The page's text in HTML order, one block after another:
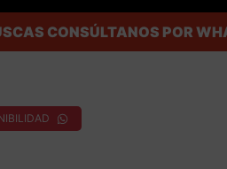
CONSÚLTANOS POR